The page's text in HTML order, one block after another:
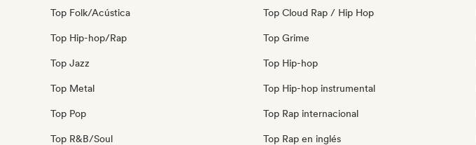
Top Folk/Acústica
Top Hip-hop/Rap
Top Jazz
Top Metal
Top Pop
Top R&B/Soul
Top Cloud Rap / Hip Hop
Top Grime
Top Hip-hop
Top Hip-hop instrumental
Top Rap internacional
Top Rap en inglés